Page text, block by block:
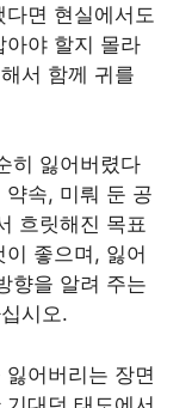
면 현실에서도
아야 할지 몰라
서 함께 귀를
히 잃어버렸다
속, 미뤄 둔 공
흐릿해진 목표
좋으며, 잃어
향을 알려 주는
시오.
어버리는 장면